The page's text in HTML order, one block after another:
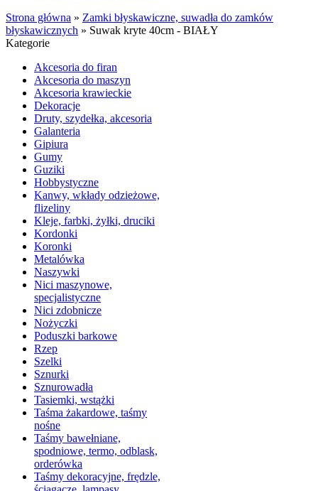
Strona główna » Zamki błyskawiczne, suwadła do zamków
błyskawicznych » Suwak kryte 40cm - BIAŁY
Kategorie
Akcesoria do firan
Akcesoria do maszyn
Akcesoria krawieckie
Dekoracje
Druty, szydełka, akcesoria
Galanteria
Gipiura
Gumy
Guziki
Hobbystyczne
Kanwy, wkłady odzieżowe,
flizeliny
Kleje, farbki, żyłki, druciki
Kordonki
Koronki
Metalówka
Naszywki
Nici maszynowe,
specjalistyczne
Nici zdobnicze
Nożyczki
Poduszki barkowe
Rzep
Szelki
Sznurki
Sznurowadła
Tasiemki, wstążki
Taśma żakardowe, taśmy
nośne
Taśmy bawełniane,
spodniowe, termo, odblask,
orderówka
Taśmy dekoracyjne, frędzle,